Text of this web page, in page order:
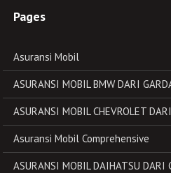
Pages
Asuransi Mobil
ASURANSI MOBIL BMW DARI
ASURANSI MOBIL CHEVROLET
Asuransi Mobil Comprehensive
ASURANSI MOBIL DAIHATSU DARI